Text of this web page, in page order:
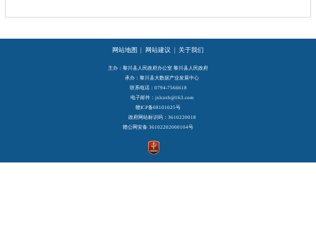
网站地图 网站建议 关于我们
主办：黎川县人民政府办公室 黎川县人民政府
承办：黎川县大数据产业发展中心
联系电话：0794-7566618
电子邮件：jxlczxb@163.com
赣ICP备08101025号
政府网站标识码：3610220018
赣公网安备 36102202000104号